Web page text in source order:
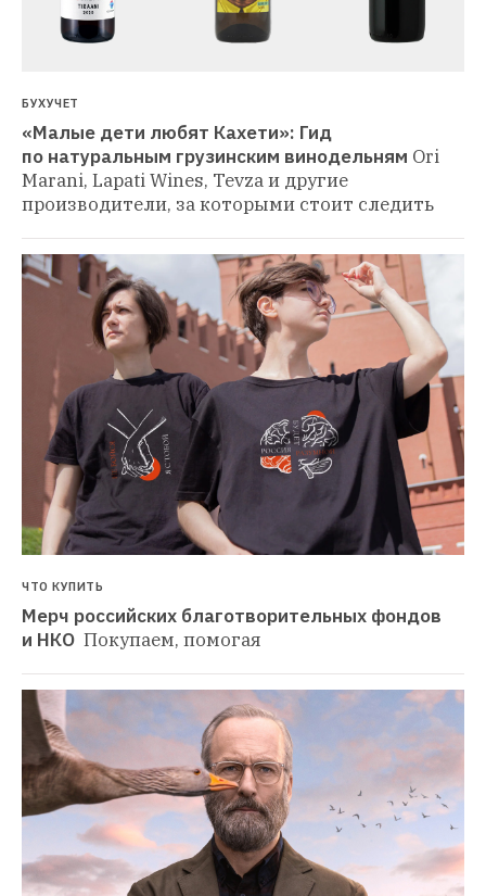
БУХУЧЕТ
«Малые дети любят Кахети»: Гид
по натуральным грузинским винодельням Ori
Marani, Lapati Wines, Tevza и другие
производители, за которыми стоит следить
ЧТО КУПИТЬ
Мерч российских благотворительных фондов
и НКО Покупаем, помогая